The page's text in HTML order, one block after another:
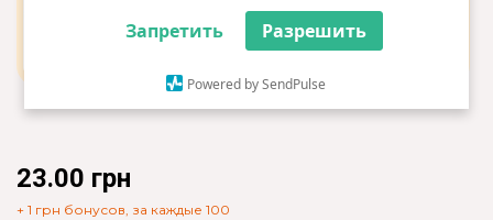
Запретить Разрешить
Powered by SendPulse
23.00 грн
+ 1 грн бонусов, за каждые 100